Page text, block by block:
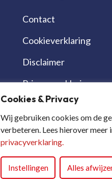
Cookies & Privacy
Wij gebruiken cookies om de
verbeteren. Lees hierover meer
privacyverklaring.
Instellingen Alles
Contact
Cookieverklaring
Disclaimer
Privacyverklaring
Werken bij | vacatures